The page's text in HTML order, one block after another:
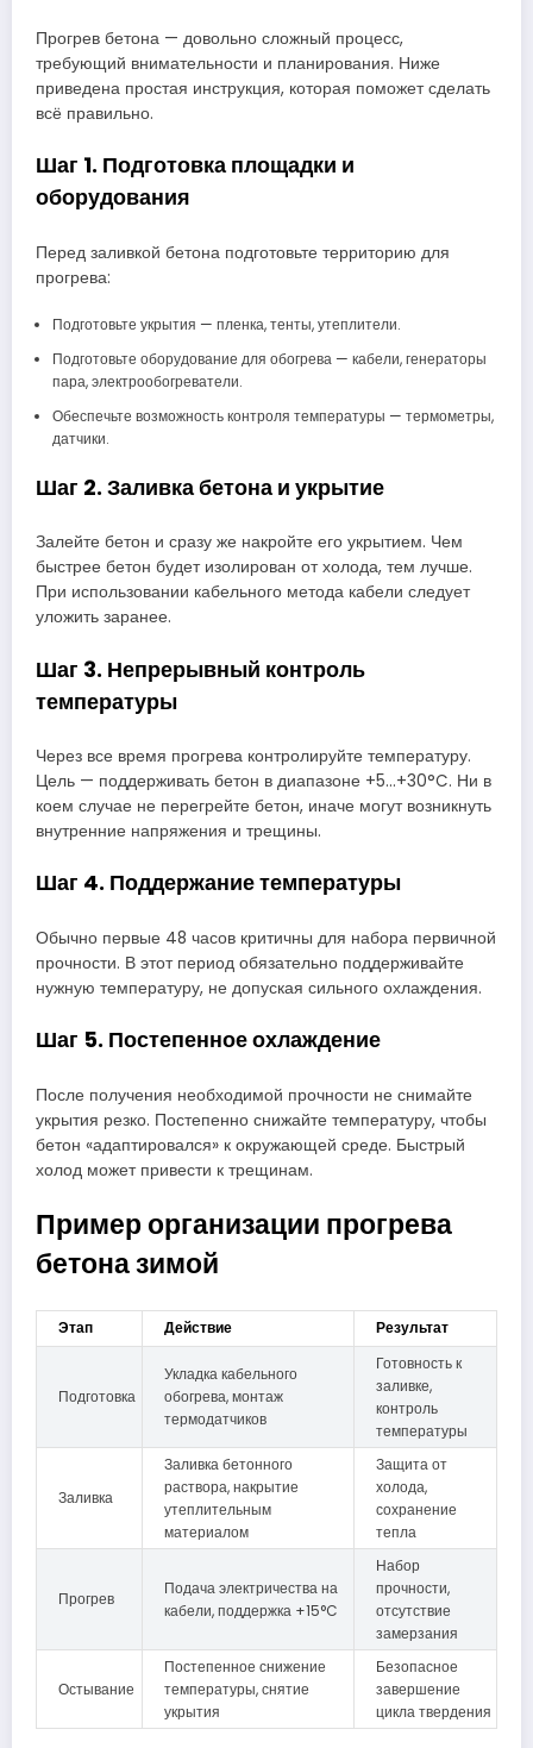
Прогрев бетона — довольно сложный процесс,
требующий внимательности и планирования. Ниже
приведена простая инструкция, которая поможет сделать
всё правильно.
Шаг 1. Подготовка площадки и
оборудования
Перед заливкой бетона подготовьте территорию для
прогрева:
Подготовьте укрытия — пленка, тенты, утеплители.
Подготовьте оборудование для обогрева — кабели, генераторы
пара, электрообогреватели.
Обеспечьте возможность контроля температуры — термометры,
датчики.
Шаг 2. Заливка бетона и укрытие
Залейте бетон и сразу же накройте его укрытием. Чем
быстрее бетон будет изолирован от холода, тем лучше.
При использовании кабельного метода кабели следует
уложить заранее.
Шаг 3. Непрерывный контроль
температуры
Через все время прогрева контролируйте температуру.
Цель — поддерживать бетон в диапазоне +5…+30°C. Ни в
коем случае не перегрейте бетон, иначе могут возникнуть
внутренние напряжения и трещины.
Шаг 4. Поддержание температуры
Обычно первые 48 часов критичны для набора первичной
прочности. В этот период обязательно поддерживайте
нужную температуру, не допуская сильного охлаждения.
Шаг 5. Постепенное охлаждение
После получения необходимой прочности не снимайте
укрытия резко. Постепенно снижайте температуру, чтобы
бетон «адаптировался» к окружающей среде. Быстрый
холод может привести к трещинам.
Пример организации прогрева
бетона зимой
Этап Действие Результат
Подготовка
Укладка кабельного
обогрева, монтаж
термодатчиков
Готовность к
заливке,
контроль
температуры
Заливка
Заливка бетонного
раствора, накрытие
утеплительным
материалом
Защита от
холода,
сохранение
тепла
Прогрев
Подача электричества на
кабели, поддержка +15°C
Набор
прочности,
отсутствие
замерзания
Остывание
Постепенное снижение
температуры, снятие
укрытия
Безопасное
завершение
цикла твердения